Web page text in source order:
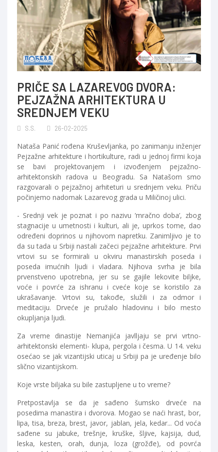
PRIČE SA LAZAREVOG DVORA:
PEJZAŽNA ARHITEKTURA U
SREDNJEM VEKU
S.S. 26-02-2025
Nataša Panić rođena Kruševljanka, po zanimanju inženjer
Pejzažne arhitekture i hortikulture, radi u jednoj firmi koja
se bavi projektovanjem i izvođenjem pejzažno-
arhitektonskih radova u Beogradu. Sa Natašom smo
razgovarali o pejzažnoj arhiteturi u srednjem veku. Priču
počinjemo nadomak Lazarevog grada u Miličinoj ulici.
- Srednji vek je poznat i po nazivu ’mračno doba’, zbog
stagnacije u umetnosti i kulturi, ali je, uprkos tome, dao
određeni doprinos u njihovom napretku. Zanimljivo je to
da su tada u Srbiji nastali začeci pejzažne arhitekture. Prvi
vrtovi su se formirali u okviru manastirskih poseda i
poseda imućnih ljudi i vladara. Njihova svrha je bila
prvenstveno upotrebna, jer su se gajile lekovite biljke,
voće i povrće za ishranu i cveće koje se koristilo za
ukrašavanje. Vrtovi su, takođe, služili i za odmor i
meditaciju. Drveće je pružalo hladovinu i bilo mesto
okupljanja ljudi.
Za vreme dinastije Nemanjića javlljaju se prvi vrtno-
arhitektonski elementi- klupa, pergola i česma. U 14. veku
osećao se jak vizantijski uticaj u Srbiji pa je uređenje bilo
slično vizantijskom.
Koje vrste biljaka su bile zastupljene u to vreme?
Pretpostavlja se da je sađeno šumsko drveće na
posedima manastira i dvorova. Mogao se naći hrast, bor,
lipa, tisa, breza, brest, javor, jablan, jela, kedar... Od voća
sađene su jabuke, trešnje, kruške, šljive, kajsija, dud,
leska, kesten, orah, dunja, loza (grožđe), od povrća